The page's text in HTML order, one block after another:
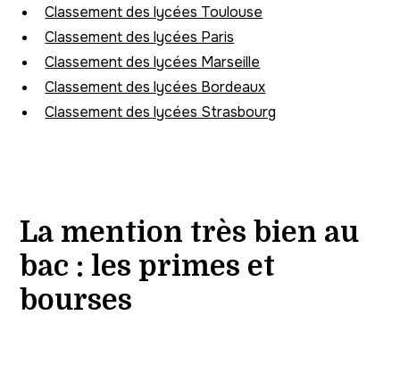
Classement des lycées Toulouse
Classement des lycées Paris
Classement des lycées Marseille
Classement des lycées Bordeaux
Classement des lycées Strasbourg
La mention très bien au
bac : les primes et
bourses